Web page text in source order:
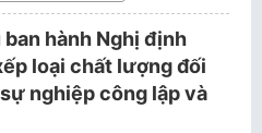
hành Nghị định
loại chất lượng đối
nghiệp công lập và